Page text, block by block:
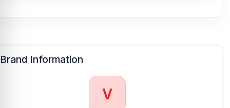
Brand Information
V